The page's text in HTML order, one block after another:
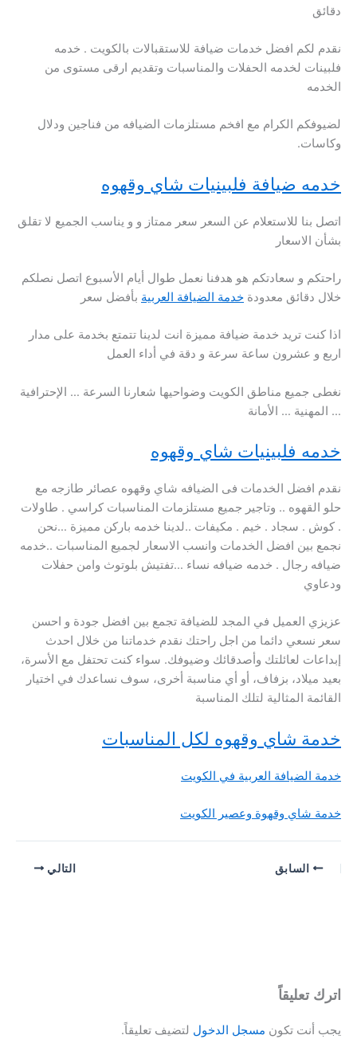
دقائق
نقدم لكم افضل خدمات ضيافة للاستقبالات بالكويت . خدمه
فلبينات لخدمه الحفلات والمناسبات وتقديم ارقى مستوى من
الخدمه
لضيوفكم الكرام مع افخم مستلزمات الضيافه من فناجين ودلال
وكاسات.
خدمه ضيافة فلبينيات شاي وقهوه
اتصل بنا للاستعلام عن السعر سعر ممتاز و و يناسب الجميع لا تقلق
بشأن الاسعار
راحتكم و سعادتكم هو هدفنا نعمل طوال أيام الأسبوع اتصل نصلكم
خلال دقائق معدودة خدمة الضيافة العربية بأفضل سعر
اذا كنت تريد خدمة ضيافة مميزة انت لدينا تتمتع بخدمة على مدار
اربع و عشرون ساعة سرعة و دقة في أداء العمل
نغطى جميع مناطق الكويت وضواحيها شعارنا السرعة … الإحترافية
… المهنية … الأمانة
خدمه فلبينيات شاي وقهوه
نقدم افضل الخدمات فى الضيافه شاي وقهوه عصائر طازجه مع
حلو القهوه .. وتاجير جميع مستلزمات المناسبات كراسي . طاولات
. كوش . سجاد . خيم . مكيفات ..لدينا خدمه باركن مميزة …نحن
نجمع بين افضل الخدمات وانسب الاسعار لجميع المناسبات ..خدمه
ضيافه رجال . خدمه ضيافه نساء …تفتيش بلوتوث وامن حفلات
ودعاوي
عزيزي العميل في المجد للضيافة تجمع بين افضل جودة و احسن
سعر نسعي دائما من اجل راحتك نقدم خدماتنا من خلال احدث
إبداعات لعائلتك وأصدقائك وضيوفك. سواء كنت تحتفل مع الأسرة،
بعيد ميلاد، بزفاف، أو أي مناسبة أخرى، سوف نساعدك في اختيار
القائمة المثالية لتلك المناسبة
خدمة شاي وقهوه لكل المناسبات
خدمة الضيافة العربية في الكويت
خدمة شاي وقهوة وعصير الكويت
السابق التالي
اترك تعليقاً
يجب أنت تكون مسجل الدخول لتضيف تعليقاً.